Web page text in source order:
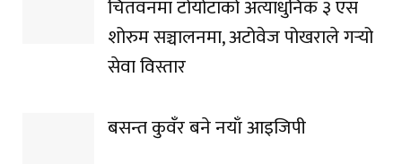
चितवनमा टोयोटाको अत्याधुनिक ३ एस
शोरुम सञ्चालनमा, अटोवेज पोखराले गर्‍यो
सेवा विस्तार
बसन्त कुवँर बने नयाँ आइजिपी